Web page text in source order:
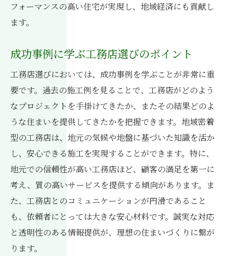
フォーマンスの高い住宅が実現し、地域経済にも貢献し
ます。
成功事例に学ぶ工務店選びのポイント
工務店選びにおいては、成功事例を学ぶことが非常に重
要です。過去の施工例を見ることで、工務店がどのよう
なプロジェクトを手掛けてきたか、またその結果どのよ
うな住まいを提供してきたかを把握できます。地域密着
型の工務店は、地元の気候や地盤に基づいた知識を活か
し、安心できる施工を実現することができます。特に、
地元での信頼性が高い工務店ほど、顧客の満足を第一に
考え、質の高いサービスを提供する傾向があります。ま
た、工務店とのコミュニケーションが円滑であること
も、依頼者にとっては大きな安心材料です。誠実な対応
と透明性のある情報提供が、理想の住まいづくりに繋が
ります。